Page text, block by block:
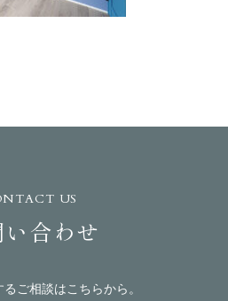
US
合わせ
ご相談はこちらから。